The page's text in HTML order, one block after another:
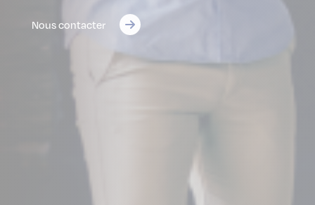
Nous contacter